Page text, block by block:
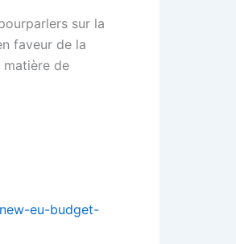
sur la
faveur de la
de
eu-budget-